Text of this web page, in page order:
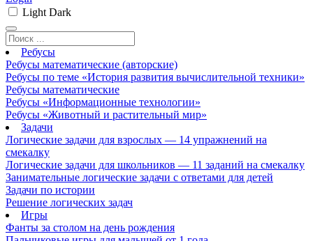
Light Dark
Ребусы
Ребусы математические (авторские)
Ребусы по теме «История развития вычислительной техники»
Ребусы математические
Ребусы «Информационные технологии»
Ребусы «Животный и растительный мир»
Задачи
Логические задачи для взрослых — 14 упражнений на
смекалку
Логические задачи для школьников — 11 заданий на смекалку
Занимательные логические задачи с ответами для детей
Задачи по истории
Решение логических задач
Игры
Фанты за столом на день рождения